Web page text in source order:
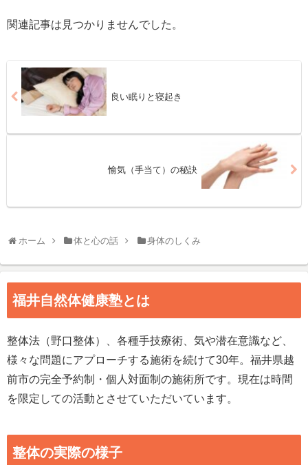
関連記事は見つかりませんでした。
良い眠りと寝起き
愉気（手当て）の秘訣
ホーム 体と心の話 身体のしくみ
福井自然体健康塾とは
整体法（野口整体）、各種手技療術、気や潜在意識など、
様々な問題にアプローチする施術を続けて30年。福井県越
前市の完全予約制・個人対面制の施術所です。現在は時間
を限定しての活動とさせていただいています。
整体の実際の様子